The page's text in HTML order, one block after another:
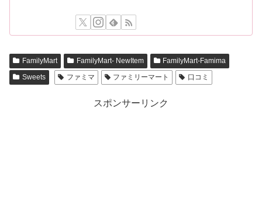
FamilyMart FamilyMart- NewItem
FamilyMart-Famima
Sweets
ファミマ ファミリーマート 口コミ
スポンサーリンク